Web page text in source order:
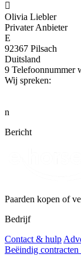

Olivia Liebler
Privater Anbieter
E
92367 Pilsach
Duitsland
9 Telefoonnummer
Wij spreken:
n
Bericht
Paarden kopen of
Bedrijf
Contact & hulp
Beëindig contracten